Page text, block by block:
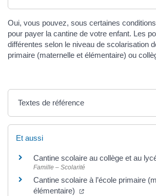
Oui, vous pouvez, sous certaines
pour payer la cantine de votre enfant. Les
différentes selon le niveau de scolarisation
primaire (maternelle et élémentaire) ou
Textes de référence
Et aussi
Cantine scolaire au collège et au
Famille – Scolarité
Cantine scolaire à l’école primaire
élémentaire)